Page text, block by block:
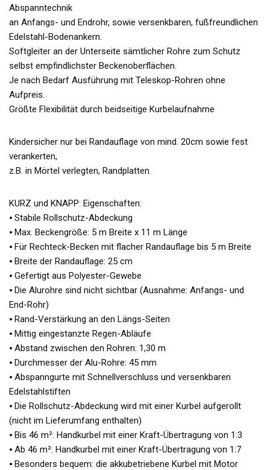
Abspanntechnik
an Anfangs- und Endrohr, sowie versenkbaren, fußfreundlichen
Edelstahl-Bodenankern.
Softgleiter an der Unterseite sämtlicher Rohre zum Schutz
selbst empfindlichster Beckenoberflächen.
Je nach Bedarf Ausführung mit Teleskop-Rohren ohne
Aufpreis.
Größte Flexibilität durch beidseitige Kurbelaufnahme
Kindersicher nur bei Randauflage von mind. 20cm sowie fest
verankerten,
z.B. in Mörtel verlegten, Randplatten.
KURZ und KNAPP: Eigenschaften:
⦁ Stabile Rollschutz-Abdeckung
⦁ Max. Beckengröße: 5 m Breite x 11 m Länge
⦁ Für Rechteck-Becken mit flacher Randauflage bis 5 m Breite
⦁ Breite der Randauflage: 25 cm
⦁ Gefertigt aus Polyester-Gewebe
⦁ Die Alurohre sind nicht sichtbar (Ausnahme: Anfangs- und
End-Rohr)
⦁ Rand-Verstärkung an den Längs-Seiten
⦁ Mittig eingestanzte Regen-Abläufe
⦁ Abstand zwischen den Rohren: 1,30 m
⦁ Durchmesser der Alu-Rohre: 45 mm
⦁ Abspanngurte mit Schnellverschluss und versenkbaren
Edelstahlstiften
⦁ Die Rollschutz-Abdeckung wird mit einer Kurbel aufgerollt
(nicht im Lieferumfang enthalten)
⦁ Bis 46 m²: Handkurbel mit einer Kraft-Übertragung von 1:3
⦁ Ab 46 m²: Handkurbel mit einer Kraft-Übertragung von 1:7
⦁ Besonders bequem: die akkubetriebene Kurbel mit Motor